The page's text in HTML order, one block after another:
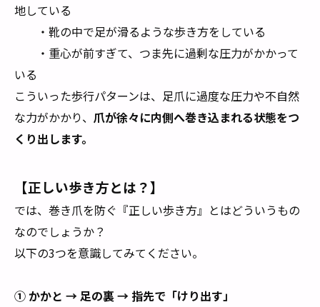
地している
・靴の中で足が滑るような歩き方をしている
・重心が前すぎて、つま先に過剰な圧力がかかって
いる
こういった歩行パターンは、足爪に過度な圧力や不自然
な力がかかり、 爪が徐々に内側へ巻き込まれる状態をつ
くり出します。
【正しい歩き方とは？】
では、巻き爪を防ぐ『正しい歩き方』とはどういうもの
なのでしょうか？
以下の3つを意識してみてください。
① かかと → 足の裏 → 指先で「けり出す」